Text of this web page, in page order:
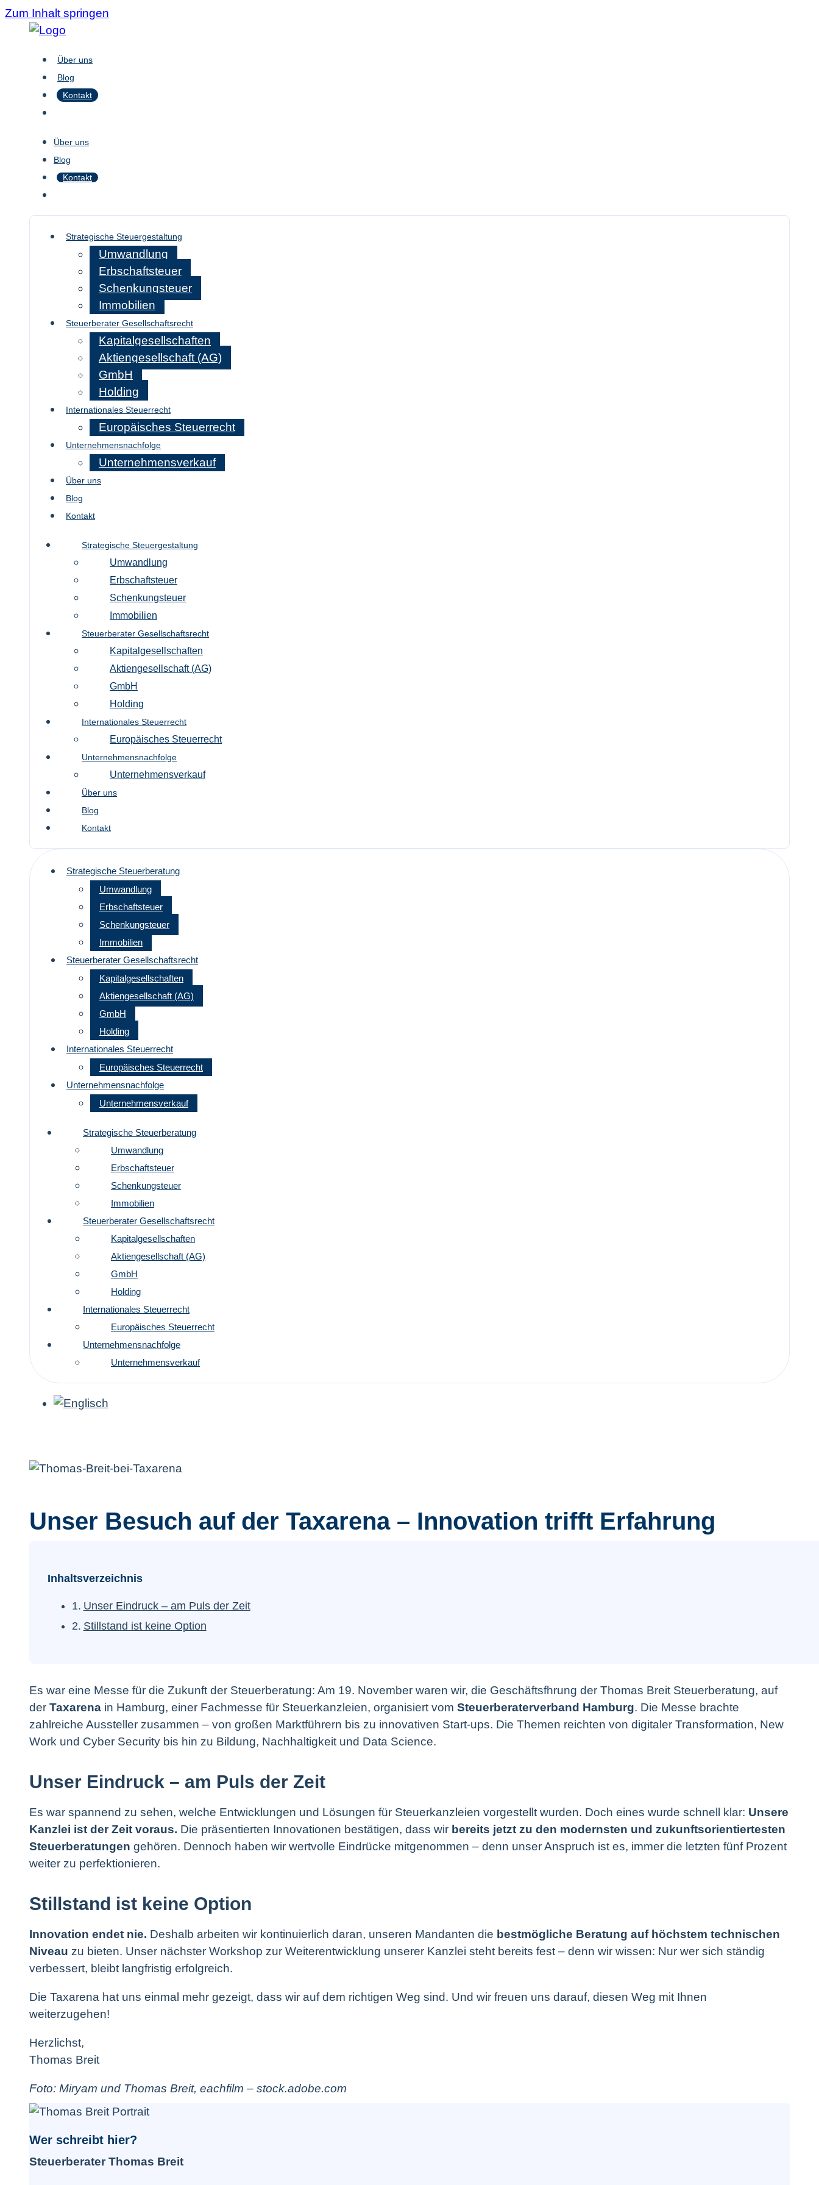
Zum Inhalt springen
Über uns
Blog
Kontakt
Über uns
Blog
Kontakt
Strategische Steuergestaltung
Umwandlung
Erbschaftsteuer
Schenkungsteuer
Immobilien
Steuerberater Gesellschaftsrecht
Kapitalgesellschaften
Aktiengesellschaft (AG)
GmbH
Holding
Internationales Steuerrecht
Europäisches Steuerrecht
Unternehmensnachfolge
Unternehmensverkauf
Über uns
Blog
Kontakt
Strategische Steuergestaltung
Umwandlung
Erbschaftsteuer
Schenkungsteuer
Immobilien
Steuerberater Gesellschaftsrecht
Kapitalgesellschaften
Aktiengesellschaft (AG)
GmbH
Holding
Internationales Steuerrecht
Europäisches Steuerrecht
Unternehmensnachfolge
Unternehmensverkauf
Über uns
Blog
Kontakt
Strategische Steuerberatung
Umwandlung
Erbschaftsteuer
Schenkungsteuer
Immobilien
Steuerberater Gesellschaftsrecht
Kapitalgesellschaften
Aktiengesellschaft (AG)
GmbH
Holding
Internationales Steuerrecht
Europäisches Steuerrecht
Unternehmensnachfolge
Unternehmensverkauf
Strategische Steuerberatung
Umwandlung
Erbschaftsteuer
Schenkungsteuer
Immobilien
Steuerberater Gesellschaftsrecht
Kapitalgesellschaften
Aktiengesellschaft (AG)
GmbH
Holding
Internationales Steuerrecht
Europäisches Steuerrecht
Unternehmensnachfolge
Unternehmensverkauf
Unser Besuch auf der Taxarena – Innovation trifft Erfahrung
Inhaltsverzeichnis
Unser Eindruck – am Puls der Zeit
Stillstand ist keine Option
Es war eine Messe für die Zukunft der Steuerberatung: Am 19. November waren wir, die Geschäftsfhrung der Thomas Breit Steuerberatung, auf
der Taxarena in Hamburg, einer Fachmesse für Steuerkanzleien, organisiert vom Steuerberaterverband Hamburg. Die Messe brachte
zahlreiche Aussteller zusammen – von großen Marktführern bis zu innovativen Start-ups. Die Themen reichten von digitaler Transformation, New
Work und Cyber Security bis hin zu Bildung, Nachhaltigkeit und Data Science.
Unser Eindruck – am Puls der Zeit
Es war spannend zu sehen, welche Entwicklungen und Lösungen für Steuerkanzleien vorgestellt wurden. Doch eines wurde schnell klar: Unsere
Kanzlei ist der Zeit voraus. Die präsentierten Innovationen bestätigen, dass wir bereits jetzt zu den modernsten und zukunftsorientiertesten
Steuerberatungen gehören. Dennoch haben wir wertvolle Eindrücke mitgenommen – denn unser Anspruch ist es, immer die letzten fünf Prozent
weiter zu perfektionieren.
Stillstand ist keine Option
Innovation endet nie. Deshalb arbeiten wir kontinuierlich daran, unseren Mandanten die bestmögliche Beratung auf höchstem technischen
Niveau zu bieten. Unser nächster Workshop zur Weiterentwicklung unserer Kanzlei steht bereits fest – denn wir wissen: Nur wer sich ständig
verbessert, bleibt langfristig erfolgreich.
Die Taxarena hat uns einmal mehr gezeigt, dass wir auf dem richtigen Weg sind. Und wir freuen uns darauf, diesen Weg mit Ihnen
weiterzugehen!
Herzlichst,
Thomas Breit
Foto: Miryam und Thomas Breit, eachfilm – stock.adobe.com
Wer schreibt hier?
Steuerberater Thomas Breit